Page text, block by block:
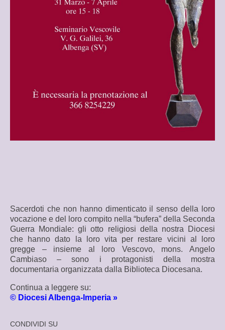
CHIESA DI SANTA CORONA
NOSTRA SIGNORA DEL SOCCORSO
SCHEDE RESTAURI
FESTA PATRONALE DI SAN NICOLÒ
I SANTI COMPATRONI DI PIETRA LIGURE
E INTENZIONI MESSE DELLA SETTIMANA
LITURGIA DELLA SETTIMANA
RICORRENZE ED ATTIVITÀ RELIGIOSE
VITA DI PARROCCHIA
CATECHESI
Sacerdoti che non hanno dimenticato il senso della loro
vocazione e del loro compito nella “bufera” della Seconda
Guerra Mondiale: gli otto religiosi della nostra Diocesi
che hanno dato la loro vita per restare vicini al loro
gregge – insieme al loro Vescovo, mons. Angelo
Cambiaso – sono i protagonisti della mostra
documentaria organizzata dalla Biblioteca Diocesana.
Continua a leggere su:
© Diocesi Albenga-Imperia »
CONDIVIDI SU